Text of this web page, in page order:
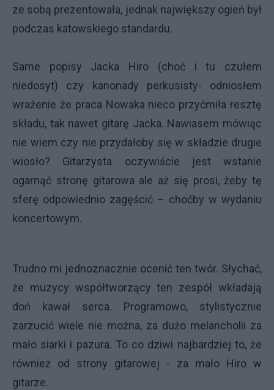
ze sobą prezentowała, jednak największy ogień był
podczas katowskiego standardu.
Same popisy Jacka Hiro (choć i tu czułem
niedosyt) czy kanonady perkusisty- odniosłem
wrażenie że praca Nowaka nieco przyćmiła resztę
składu, tak nawet gitarę Jacka. Nawiasem mówiąc
nie wiem czy nie przydałoby się w składzie drugie
wiosło? Gitarzysta oczywiście jest wstanie
ogarnąć stronę gitarowa ale aż się prosi, żeby tę
sferę odpowiednio zagęścić – choćby w wydaniu
koncertowym.
Trudno mi jednoznacznie ocenić ten twór. Słychać,
że muzycy współtworzący ten zespół wkładają
doń kawał serca. Programowo, stylistycznie
zarzucić wiele nie można, za dużo melancholii za
mało siarki i pazura. To co dziwi najbardziej to, że
również od strony gitarowej - za mało Hiro w
gitarze.